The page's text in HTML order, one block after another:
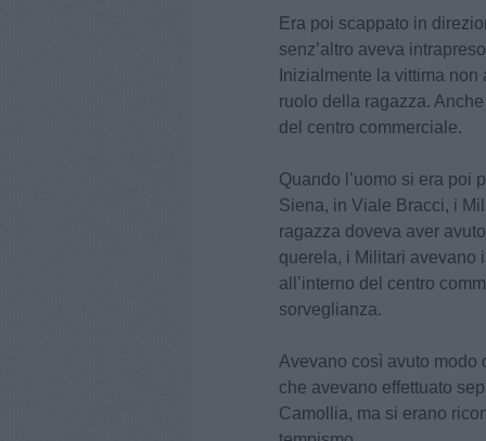
Era poi scappato in
senz’altro aveva
Inizialmente la vittima
ruolo della ragazza.
del centro commerciale.
Quando l’uomo si era poi
Siena, in Viale Bracci, i
ragazza doveva aver
querela, i Militari avevano
all’interno del centro
sorveglianza.
Avevano così avuto modo
che avevano effettuato
Camollia, ma si erano